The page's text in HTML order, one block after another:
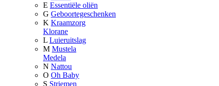
E Essentiële oliën
G Geboortegeschenken
K Kraamzorg
Klorane
L Luieruitslag
M Mustela
Medela
N Nattou
O Oh Baby
S Striemen